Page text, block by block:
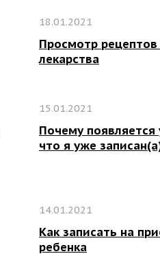
18.01.2021
Просмотр
лекарства
15.01.2021
Почему
что я уже
14.01.2021
Как записать на
ребенка